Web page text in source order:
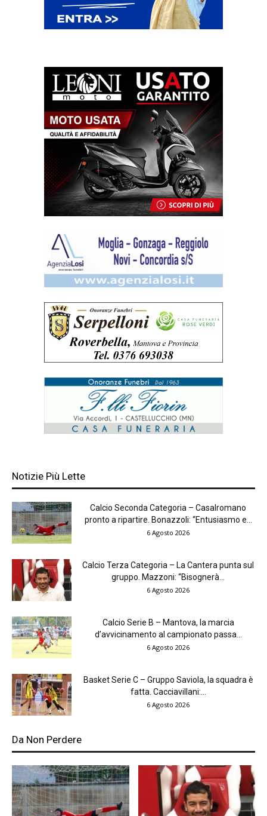
Notizie Più Lette
Calcio Seconda Categoria – Casalromano
pronto a ripartire. Bonazzoli: “Entusiasmo e...
6 Agosto 2026
Calcio Terza Categoria – La Cantera punta sul
gruppo. Mazzoni: “Bisognerà...
6 Agosto 2026
Calcio Serie B – Mantova, la marcia
d’avvicinamento al campionato passa...
6 Agosto 2026
Basket Serie C – Gruppo Saviola, la squadra è
fatta. Cacciavillani:...
6 Agosto 2026
Da Non Perdere